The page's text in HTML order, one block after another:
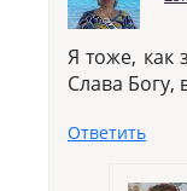
Я тоже, как
Слава
Ответить